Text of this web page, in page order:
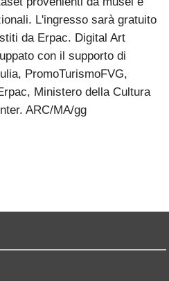
L'ingresso sarà gratuito
da Erpac. Digital Art
con il supporto di
PromoTurismoFVG,
Ministero della Cultura
ARC/MA/gg